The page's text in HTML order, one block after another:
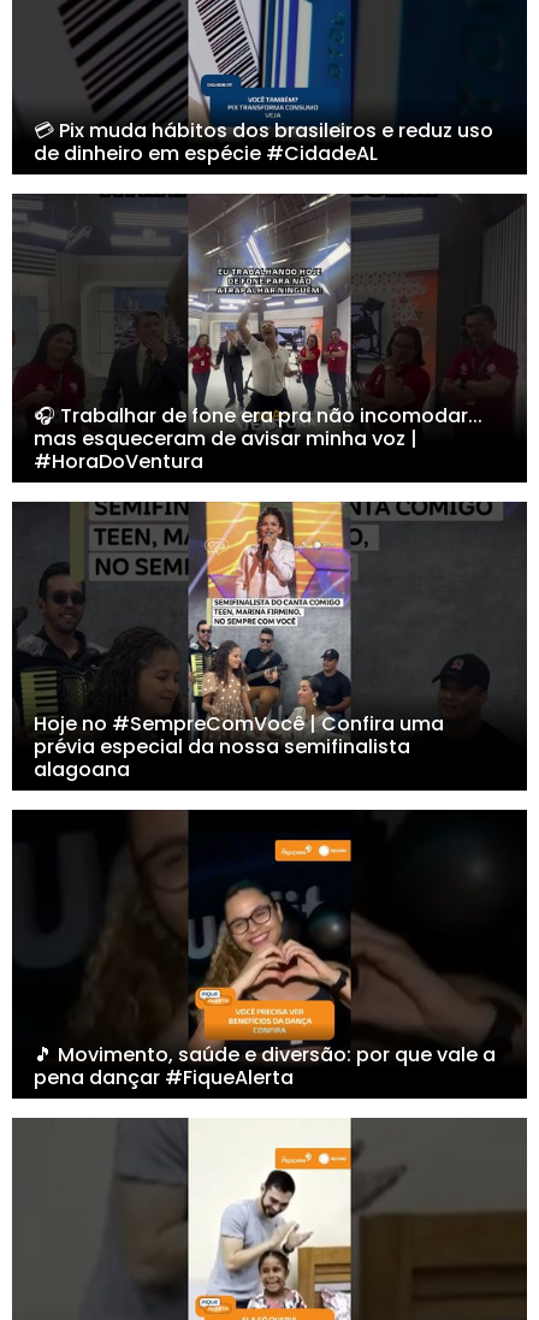
💳 Pix muda hábitos dos brasileiros e reduz uso
de dinheiro em espécie #CidadeAL
🎧 Trabalhar de fone era pra não incomodar...
mas esqueceram de avisar minha voz |
#HoraDoVentura
Hoje no #SempreComVocê | Confira uma
prévia especial da nossa semifinalista
alagoana
🎵 Movimento, saúde e diversão: por que vale a
pena dançar #FiqueAlerta